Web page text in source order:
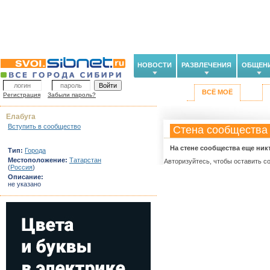
НОВОСТИ РАЗВЛЕЧЕНИЯ
Регистрация Забыли пароль? ВСЁ МОЁ
Стена сообщества
На стене сообщества еще
Авторизуйтесь, чтобы оставить
Елабуга
Вступить в сообщество
Тип: Города
Местоположение: Татарстан
(Россия)
Описание:
не указано